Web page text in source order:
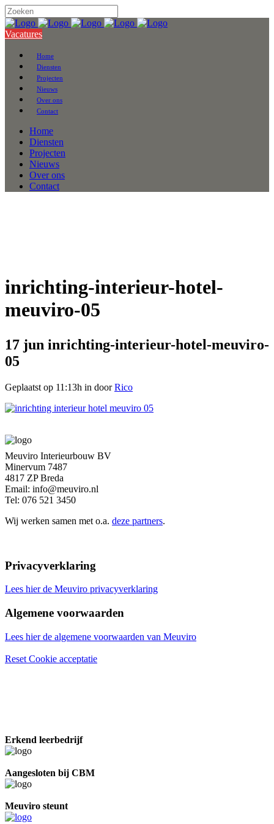
Vacatures
Home
Diensten
Projecten
Nieuws
Over ons
Contact
Home
Diensten
Projecten
Nieuws
Over ons
Contact
inrichting-interieur-hotel-
meuviro-05
17 jun inrichting-interieur-hotel-meuviro-
05
Geplaatst op 11:13h in doorRico
Meuviro Interieurbouw BV
Minervum 7487
4817 ZP Breda
Email: info@meuviro.nl
Tel: 076 521 3450
Wij werken samen met o.a. deze partners.
Privacyverklaring
Lees hier de Meuviro privacyverklaring
Algemene voorwaarden
Lees hier de algemene voorwaarden van Meuviro
Reset Cookie acceptatie
Erkend leerbedrijf
Aangesloten bij CBM
Meuviro steunt